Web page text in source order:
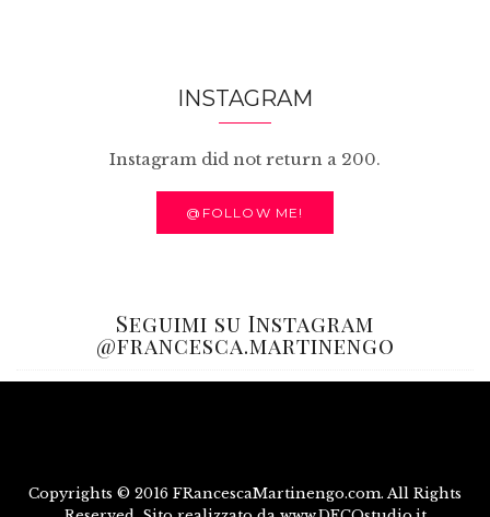
INSTAGRAM
Instagram did not return a 200.
@FOLLOW ME!
Seguimi su Instagram
@francesca.martinengo
Copyrights © 2016 FRancescaMartinengo.com. All Rights